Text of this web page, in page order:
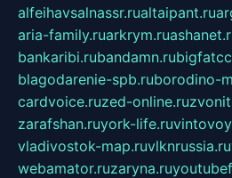
alfeihavsalnassr.rualtaipant.ru
aria-family.ruarkrym.ru
bankaribi.rubandamn.ru
blagodarenie-spb.ruborodino-
cardvoice.ruzed-online.ru
zarafshan.ruyork-life.ru
vladivostok-map.ruvlknrussia.ru
webamator.ruzaryna.ru